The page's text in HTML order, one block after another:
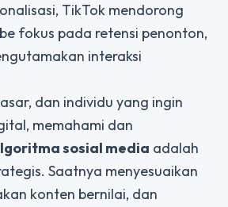
TikTok mendorong
fokus pada retensi penonton,
interaksi
dan individu yang ingin
memahami dan
sosial media adalah
Saatnya menyesuaikan
konten bernilai, dan